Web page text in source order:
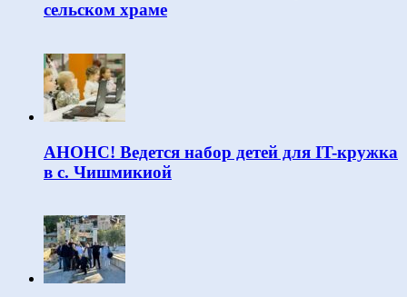
сельском храме
АНОНС! Ведется набор детей для IT-кружка
в с. Чишмикиой